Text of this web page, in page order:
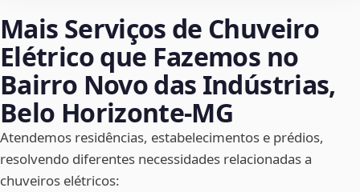
Mais Serviços de Chuveiro
Elétrico que Fazemos no
Bairro Novo das Indústrias,
Belo Horizonte‑MG
Atendemos residências, estabelecimentos e prédios,
resolvendo diferentes necessidades relacionadas a
chuveiros elétricos: